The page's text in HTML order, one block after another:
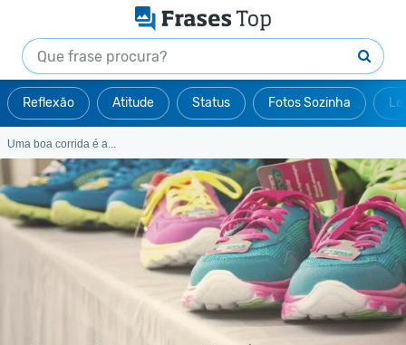
Reflexão Atitude Status Fotos Sozinha
Uma boa corrida é a...